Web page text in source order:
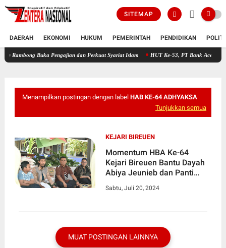
SITEMAP
DAERAH EKONOMI HUKUM PEMERINTAH PENDIDIKAN
Buka Pengajian dan Perkuat Syariat Islam HUT Ke-53, PT Bank Aceh Syariah KC
Menampilkan postingan dengan label HAB KE-64 ADHYAKSA
Tunjukkan semua
KEJARI BIREUEN
Momentum HBA Ke-64
Kejari Bireuen Bantu Dayah
Abiya Jeunieb dan Panti
Sabtu, Juli 20, 2024
MUAT POSTINGAN LAINNYA